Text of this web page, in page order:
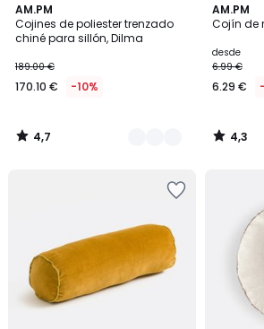
AM.PM
Cojines de poliester trenzado
chiné para sillón, Dilma
189.00 €
170.10 € -10%
4,7
/ 5
3
Colores
4,7
/
AM.PM
Cojín de
desde
6.99 €
6.29 €
4,3
/ 5
4,3
/